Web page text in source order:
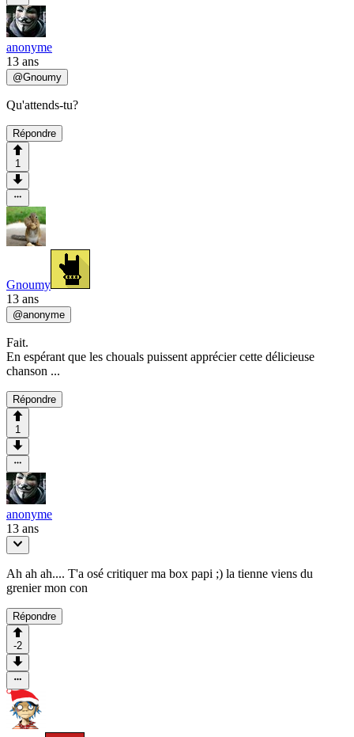
anonyme
13 ans
@Gnoumy
Qu'attends-tu?
Répondre
1
Gnoumy
13 ans
@anonyme
Fait.
En espérant que les chouals puissent apprécier cette délicieuse
chanson ...
Répondre
1
anonyme
13 ans
Ah ah ah.... T'a osé critiquer ma box papi ;) la tienne viens du
grenier mon con
Répondre
-2